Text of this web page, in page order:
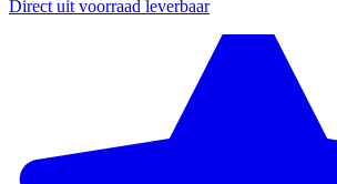
Direct uit voorraad leverbaar